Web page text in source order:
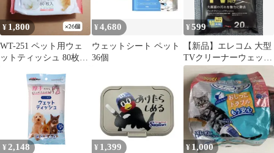
¥ 1,800
WT-251 ペット用ウェ
ットティッシュ 80枚入
¥4,680
ウェットシート ペット
36個
¥599
【新品】エレコム 大型
TVクリーナーウェット
ティッシュ 超大判 20
枚入
¥ 2,148 ¥ 1,399 ¥1,000